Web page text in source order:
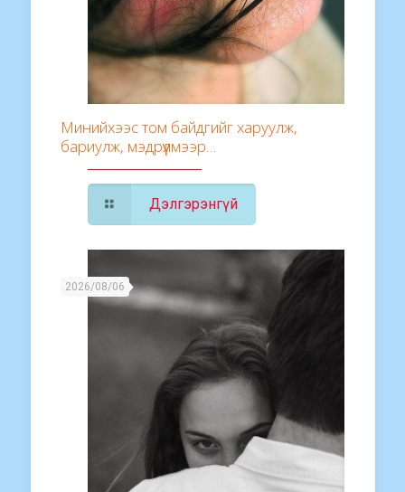
Минийхээс том байдгийг харуулж,
бариулж, мэдрүүлмээр…
Дэлгэрэнгүй
2026/08/06